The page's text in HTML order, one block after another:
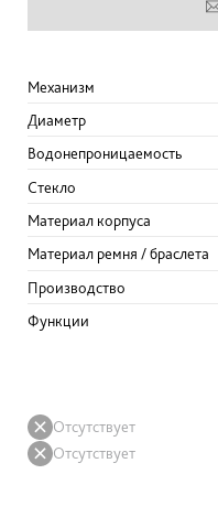
Механизм
Диаметр
Водонепроницаемость
Стекло
Материал корпуса
Материал ремня / браслета
Производство
Функции
Отсутствует
Отсутствует